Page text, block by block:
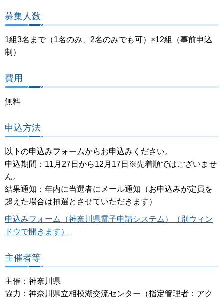
募集人数
1組3名まで（1名のみ、2名のみでも可）×12組（事前申込
制）
費用
無料
申込方法
以下の申込みフォームからお申込みください。
申込期間：11月27日から12月17日※先着順ではございませ
ん。
結果通知：年内に当選者にメール通知（お申込みが定員を
超えた場合は抽選とさせていただきます）
申込みフォーム（神奈川県電子申請システム）（別ウィン
ドウで開きます）
主催者等
主催：神奈川県
協力：神奈川県立相模湖交流センター（指定管理者：アク